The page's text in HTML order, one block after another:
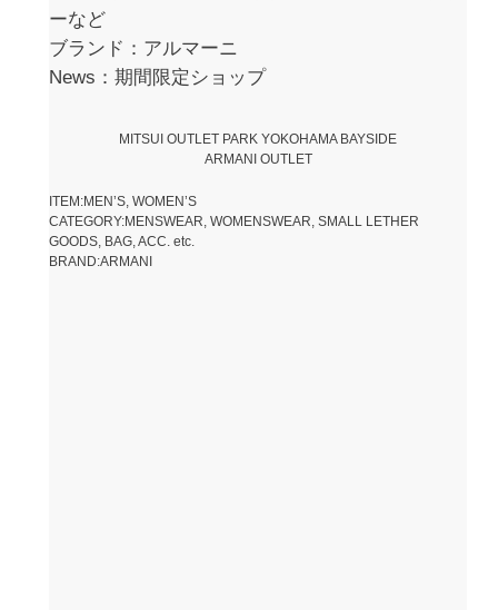
ーなど
ブランド：アルマーニ
News：期間限定ショップ
MITSUI OUTLET PARK YOKOHAMA BAYSIDE
ARMANI OUTLET
ITEM:MEN’S, WOMEN’S
CATEGORY:MENSWEAR, WOMENSWEAR, SMALL LETHER
GOODS, BAG, ACC. etc.
BRAND:ARMANI